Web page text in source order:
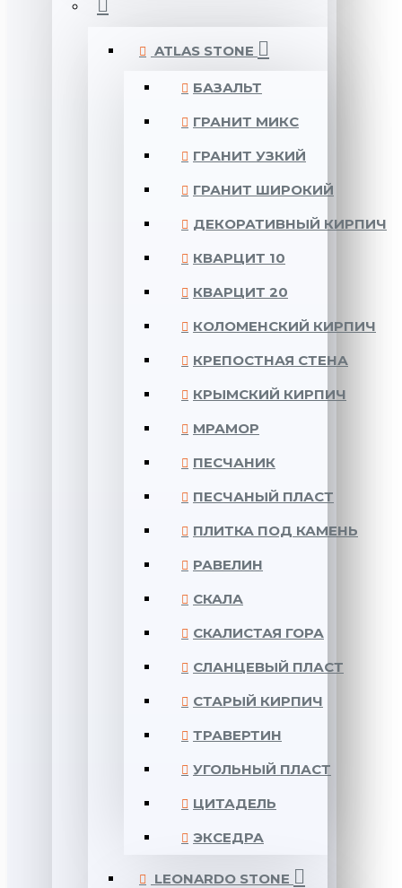
ATLAS STONE
БАЗАЛЬТ
ГРАНИТ МИКС
ГРАНИТ УЗКИЙ
ГРАНИТ ШИРОКИЙ
ДЕКОРАТИВНЫЙ КИРПИЧ
КВАРЦИТ 10
КВАРЦИТ 20
КОЛОМЕНСКИЙ КИРПИЧ
КРЕПОСТНАЯ СТЕНА
КРЫМСКИЙ КИРПИЧ
МРАМОР
ПЕСЧАНИК
ПЕСЧАНЫЙ ПЛАСТ
ПЛИТКА ПОД КАМЕНЬ
РАВЕЛИН
СКАЛА
СКАЛИСТАЯ ГОРА
СЛАНЦЕВЫЙ ПЛАСТ
СТАРЫЙ КИРПИЧ
ТРАВЕРТИН
УГОЛЬНЫЙ ПЛАСТ
ЦИТАДЕЛЬ
ЭКСЕДРА
LEONARDO STONE